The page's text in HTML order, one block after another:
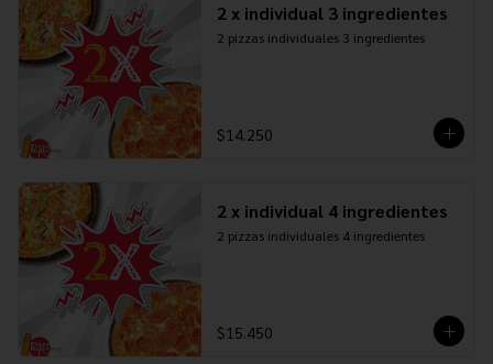
2 x individual 3 ingredientes
2 pizzas individuales 3 ingredientes
$14.250
2 x individual 4 ingredientes
2 pizzas individuales 4 ingredientes
$15.450